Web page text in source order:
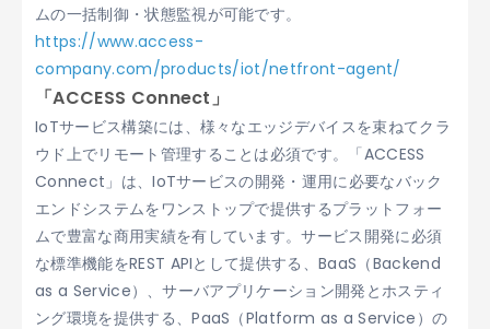
ムの一括制御・状態監視が可能です。
https://www.access-
company.com/products/iot/netfront-agent/
「ACCESS Connect」
IoTサービス構築には、様々なエッジデバイスを束ねてクラ
ウド上でリモート管理することは必須です。「ACCESS
Connect」は、IoTサービスの開発・運用に必要なバック
エンドシステムをワンストップで提供するプラットフォー
ムで豊富な商用実績を有しています。サービス開発に必須
な標準機能をREST APIとして提供する、BaaS（Backend
as a Service）、サーバアプリケーション開発とホスティ
ング環境を提供する、PaaS（Platform as a Service）の